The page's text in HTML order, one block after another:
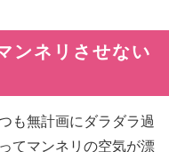
ンネリさせない
も無計画にダラダラ過
てマンネリの空気が漂